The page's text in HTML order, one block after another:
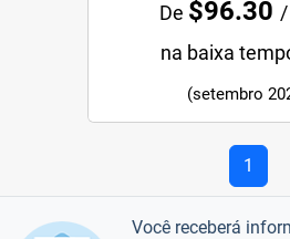
De $96.30
na baixa
(setembro
1
Você receberá